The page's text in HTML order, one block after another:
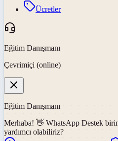
Ücretler
Eğitim Danışmanı
Çevrimiçi (online)
Eğitim Danışmanı
Merhaba! 👋 WhatsApp Destek
yardımcı olabiliriz?